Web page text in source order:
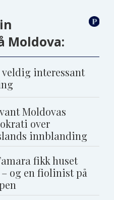
Moldova:
veldig interessant
Moldovas
over
innblanding
fikk huset
og en fiolinist på